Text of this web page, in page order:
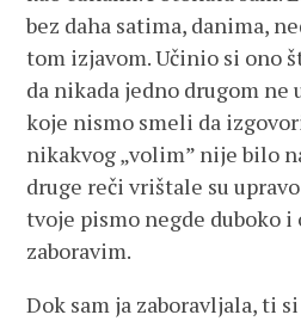
bez daha satima, danima,
tom izjavom. Učinio si ono
da nikada jedno drugom ne
koje nismo smeli da
nikakvog „volim” nije bilo
druge reči vrištale su
tvoje pismo negde duboko i
zaboravim.
Dok sam ja zaboravljala, ti